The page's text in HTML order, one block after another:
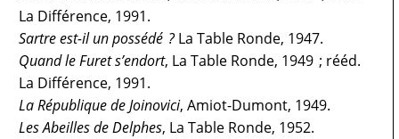
La Différence, 1991.
Sartre est-il un possédé ?La Table Ronde, 1947.
Quand le Furet s’endort, La Table Ronde, 1949 ; rééd.
La Différence, 1991.
La République de Joinovici, Amiot-Dumont, 1949.
Les Abeilles de Delphes, La Table Ronde, 1952.